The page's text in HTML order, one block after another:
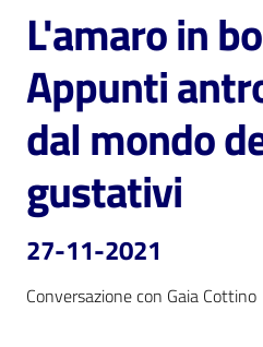
Cosa
puoi
fare
Scopri
i
contenuti
Salta al contenuto
L'amaro in
Appunti
dal mondo
gustativi
27-11-2021
Conversazione con Gaia Cottino